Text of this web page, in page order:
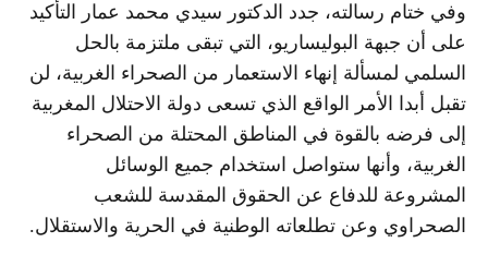
وفي ختام رسالته، جدد الدكتور سيدي محمد عمار التأكيد
على أن جبهة البوليساريو، التي تبقى ملتزمة بالحل
السلمي لمسألة إنهاء الاستعمار من الصحراء الغربية، لن
تقبل أبدا الأمر الواقع الذي تسعى دولة الاحتلال المغربية
إلى فرضه بالقوة في المناطق المحتلة من الصحراء
الغربية، وأنها ستواصل استخدام جميع الوسائل
المشروعة للدفاع عن الحقوق المقدسة للشعب
الصحراوي وعن تطلعاته الوطنية في الحرية والاستقلال.